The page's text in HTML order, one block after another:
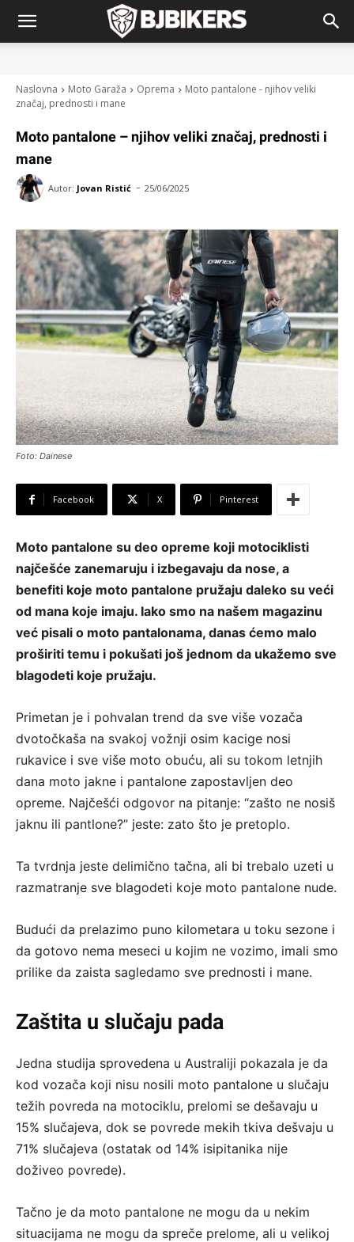
Naslovna Moto Garaža Oprema
Moto pantalone - njihov veliki
značaj, prednosti i mane
Moto pantalone – njihov veliki značaj, prednosti i
mane
Autor: Jovan Ristić - 25/06/2025
Foto: Dainese
Facebook X Pinterest
Moto pantalone su deo opreme koji motociklisti
najčešće zanemaruju i izbegavaju da nose, a
benefiti koje moto pantalone pružaju daleko su veći
od mana koje imaju. Iako smo na našem magazinu
već pisali o moto pantalonama, danas ćemo malo
proširiti temu i pokušati još jednom da ukažemo sve
blagodeti koje pružaju.
Primetan je i pohvalan trend da sve više vozača
dvotočkaša na svakoj vožnji osim kacige nosi
rukavice i sve više moto obuću, ali su tokom letnjih
dana moto jakne i pantalone zapostavljen deo
opreme. Najčešći odgovor na pitanje: “zašto ne nosiš
jaknu ili pantlone?” jeste: zato što je pretoplo.
Ta tvrdnja jeste delimično tačna, ali bi trebalo uzeti u
razmatranje sve blagodeti koje moto pantalone nude.
Budući da prelazimo puno kilometara u toku sezone i
da gotovo nema meseci u kojim ne vozimo, imali smo
prilike da zaista sagledamo sve prednosti i mane.
Zaštita u slučaju pada
Jedna studija sprovedena u Australiji pokazala je da
kod vozača koji nisu nosili moto pantalone u slučaju
težih povreda na motociklu, prelomi se dešavaju u
15% slučajeva, dok se povrede mekih tkiva dešvaju u
71% slučajeva (ostatak od 14% isipitanika nije
doživeo povrede).
Tačno je da moto pantalone ne mogu da u nekim
situacijama ne mogu da spreče prelome, ali u velikoj